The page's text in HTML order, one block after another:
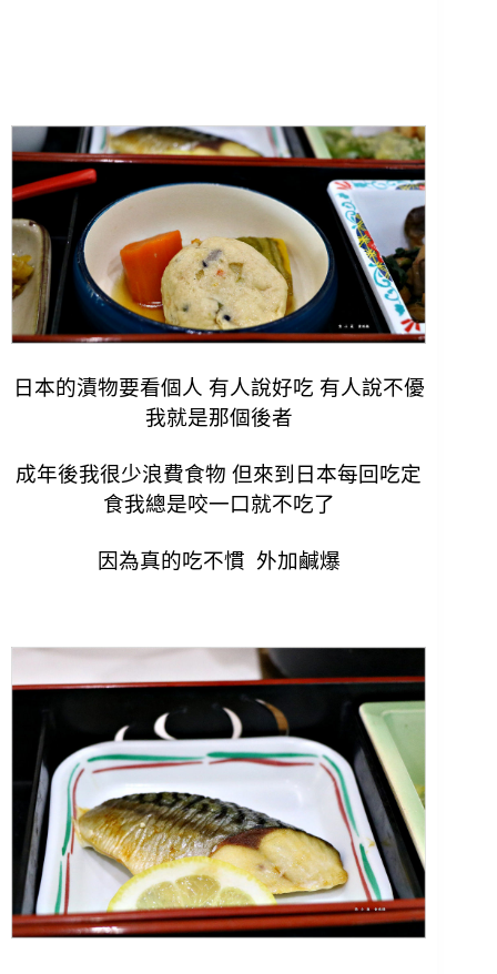
日本的漬物要看個人 有人說好吃 有人說不優
我就是那個後者
成年後我很少浪費食物 但來到日本每回吃定
食我總是咬一口就不吃了
因為真的吃不慣 外加鹹爆